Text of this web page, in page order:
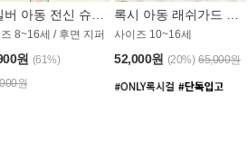
8~16세 / 후면 지퍼
원 (61%)
원
사이즈 10~16세
52,000원 (20%) 65,000원